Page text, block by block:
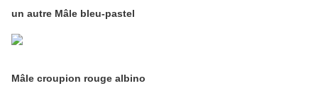
un autre Mâle bleu-pastel
Mâle croupion rouge albino